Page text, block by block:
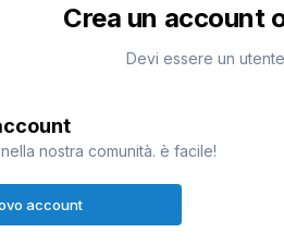
Crea un account
Devi essere un
nostra comunità. è facile!
account